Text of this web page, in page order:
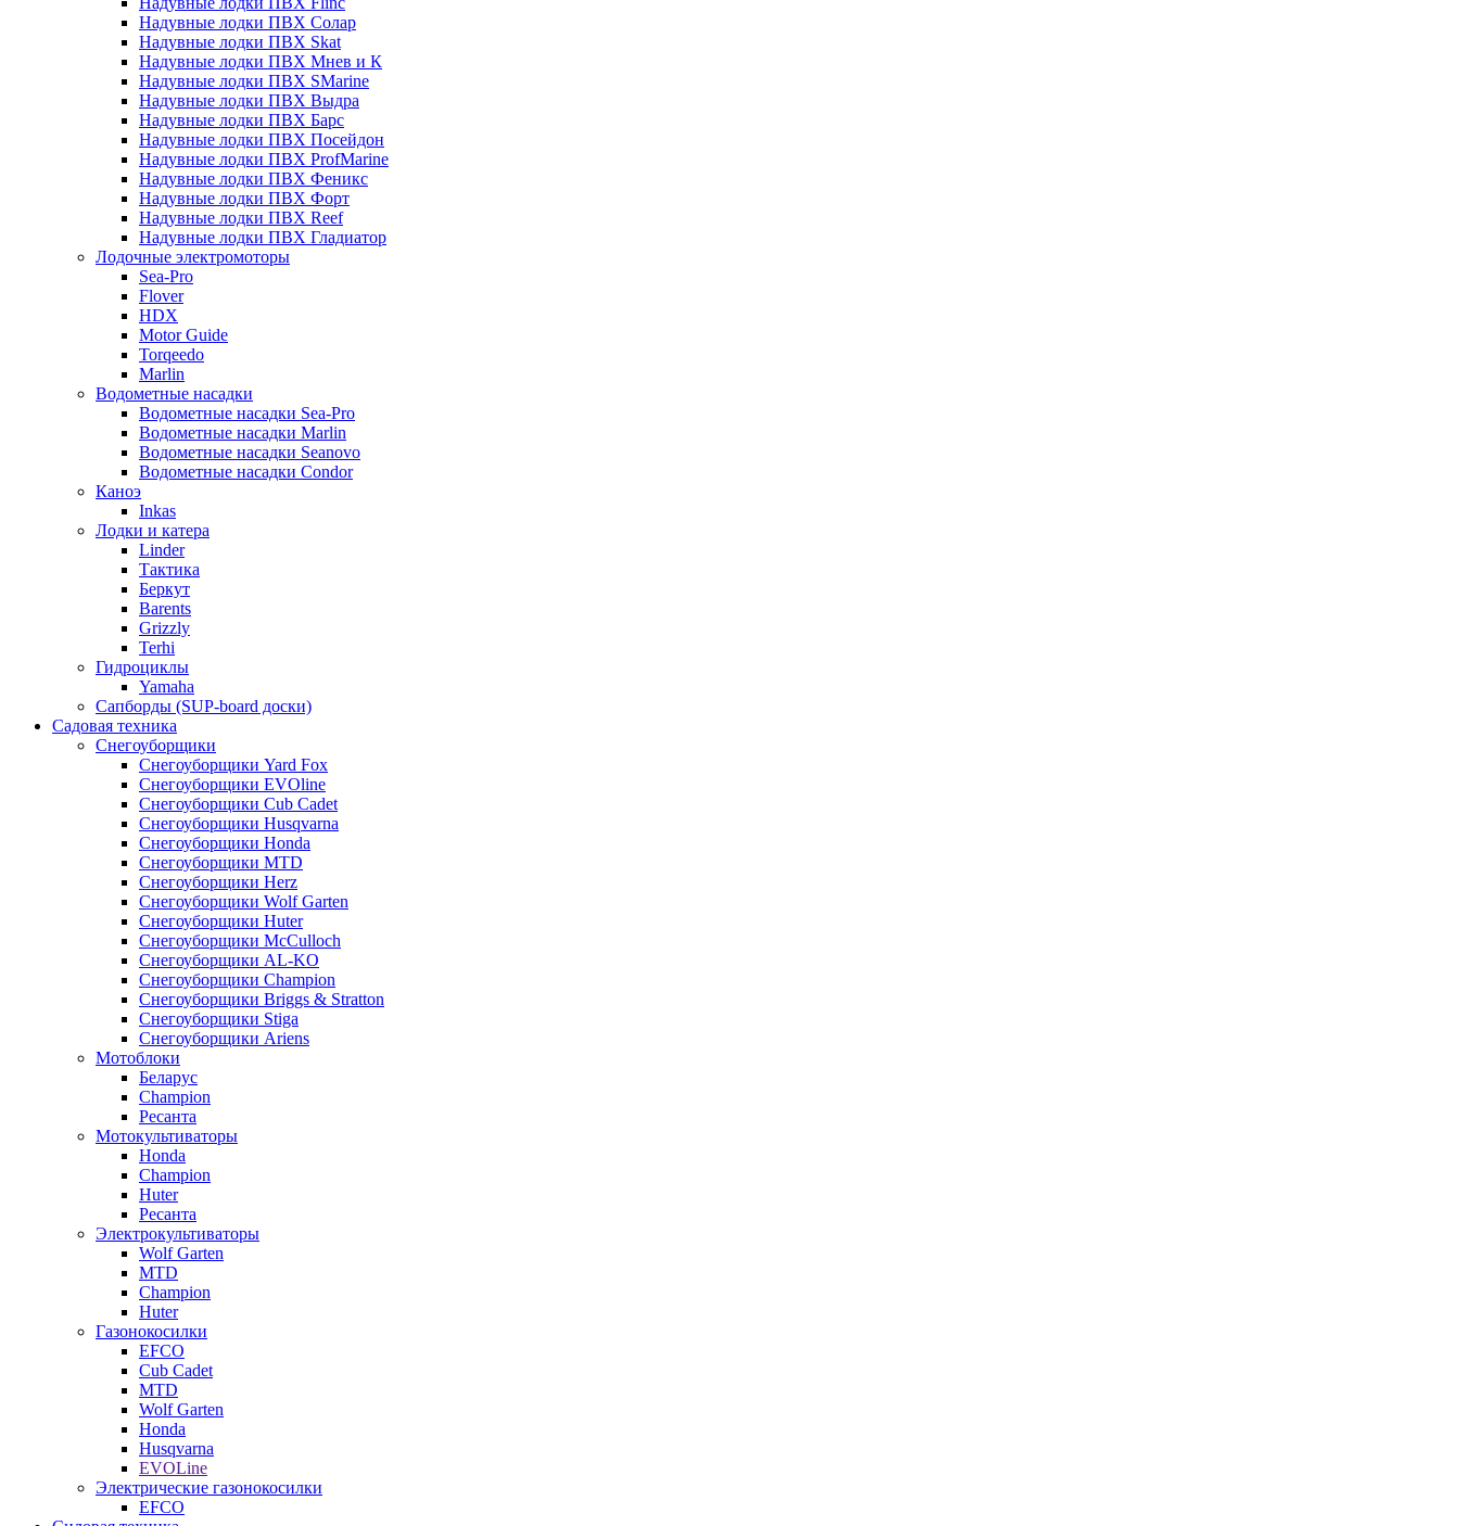
Надувные лодки ПВХ Солар
Надувные лодки ПВХ Skat
Надувные лодки ПВХ Мнев и К
Надувные лодки ПВХ SMarine
Надувные лодки ПВХ Выдра
Надувные лодки ПВХ Барс
Надувные лодки ПВХ Посейдон
Надувные лодки ПВХ ProfMarine
Надувные лодки ПВХ Феникс
Надувные лодки ПВХ Форт
Надувные лодки ПВХ Reef
Надувные лодки ПВХ Гладиатор
Лодочные электромоторы
Sea-Pro
Flover
HDX
Motor Guide
Torqeedo
Marlin
Водометные насадки
Водометные насадки Sea-Pro
Водометные насадки Marlin
Водометные насадки Seanovo
Водометные насадки Condor
Каноэ
Inkas
Лодки и катера
Linder
Тактика
Беркут
Barents
Grizzly
Terhi
Гидроциклы
Yamaha
Сапборды (SUP-board доски)
Садовая техника
Снегоуборщики
Снегоуборщики Yard Fox
Снегоуборщики EVOline
Снегоуборщики Cub Cadet
Снегоуборщики Husqvarna
Снегоуборщики Honda
Снегоуборщики MTD
Снегоуборщики Herz
Снегоуборщики Wolf Garten
Снегоуборщики Huter
Снегоуборщики McCulloch
Снегоуборщики AL-KO
Снегоуборщики Champion
Снегоуборщики Briggs & Stratton
Снегоуборщики Stiga
Снегоуборщики Ariens
Мотоблоки
Беларус
Champion
Ресанта
Мотокультиваторы
Honda
Champion
Huter
Ресанта
Электрокультиваторы
Wolf Garten
MTD
Champion
Huter
Газонокосилки
EFCO
Cub Cadet
MTD
Wolf Garten
Honda
Husqvarna
EVOLine
Электрические газонокосилки
EFCO